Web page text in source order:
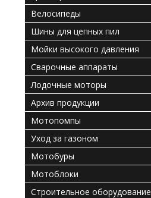
Велосипеды
Шины для цепных пил
Мойки высокого давления
Сварочные аппараты
Лодочные моторы
Архив продукции
Мотопомпы
Уход за газоном
Мотобуры
Мотоблоки
Строительное оборудование